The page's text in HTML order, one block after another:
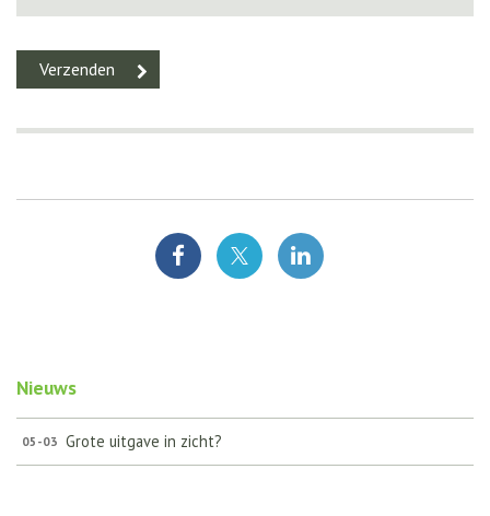
Nieuws
05-03 Grote uitgave in zicht?